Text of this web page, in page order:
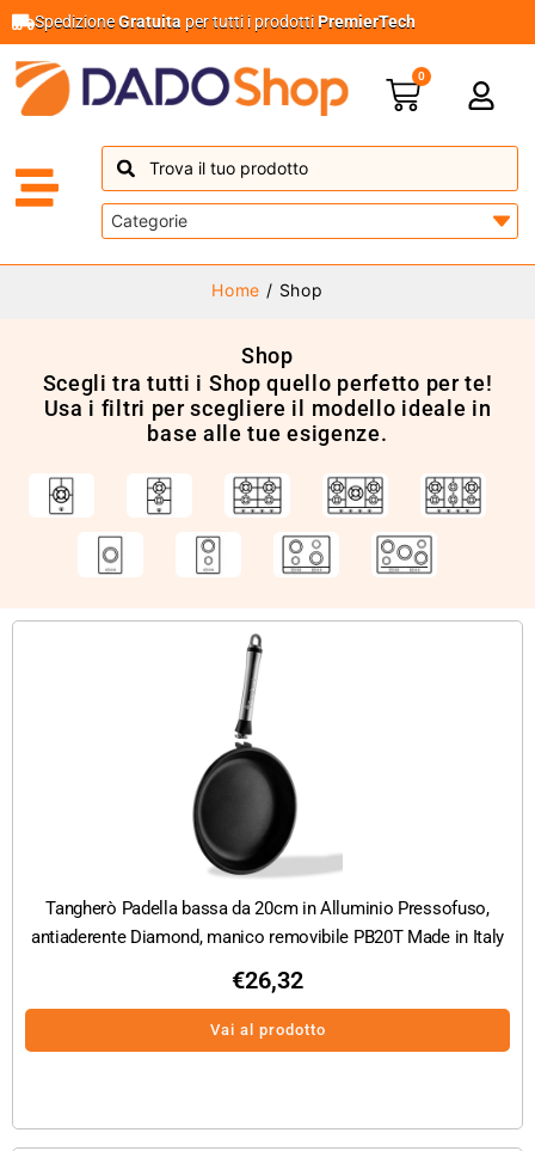
SpedizioneGratuita per tutti i prodottiPremierTech
0
Home / Shop
Shop
Scegli tra tutti i Shop quello perfetto per te!
Usa i filtri per scegliere il modello ideale in
base alle tue esigenze.
Tangherò Padella bassa da 20cm in Alluminio Pressofuso,
antiaderente Diamond, manico removibile PB20T Made in Italy
€26,32
Vai al prodotto